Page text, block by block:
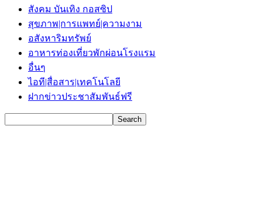
สังคม บันเทิง กอสซิป
สุขภาพ|การแพทย์|ความงาม
อสังหาริมทรัพย์
อาหารท่องเที่ยวพักผ่อนโรงแรม
อื่นๆ
ไอที|สื่อสาร|เทคโนโลยี
ฝากข่าวประชาสัมพันธ์ฟรี